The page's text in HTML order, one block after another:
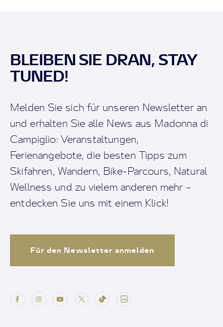
BLEIBEN SIE DRAN, STAY
TUNED!
Melden Sie sich für unseren Newsletter an
und erhalten Sie alle News aus Madonna di
Campiglio: Veranstaltungen,
Ferienangebote, die besten Tipps zum
Skifahren, Wandern, Bike-Parcours, Natural
Wellness und zu vielem anderen mehr –
entdecken Sie uns mit einem Klick!
Für den Newsletter anmelden